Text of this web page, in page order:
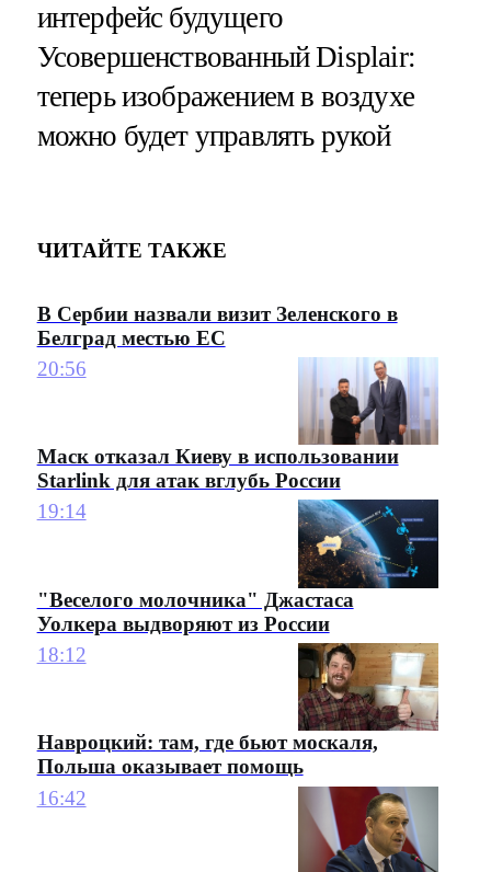
интерфейс будущего
Усовершенствованный Displair:
теперь изображением в воздухе
можно будет управлять рукой
ЧИТАЙТЕ ТАКЖЕ
В Сербии назвали визит Зеленского в
Белград местью ЕС
20:56
Маск отказал Киеву в использовании
Starlink для атак вглубь России
19:14
"Веселого молочника" Джастаса
Уолкера выдворяют из России
18:12
Навроцкий: там, где бьют москаля,
Польша оказывает помощь
16:42